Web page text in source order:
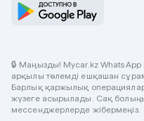
🔒 Маңызды! Mycar.kz
арқылы төлемді ешқашан
Барлық қаржылық
жүзеге асырылады. Сақ
мессенджерлерде жібермеңіз.